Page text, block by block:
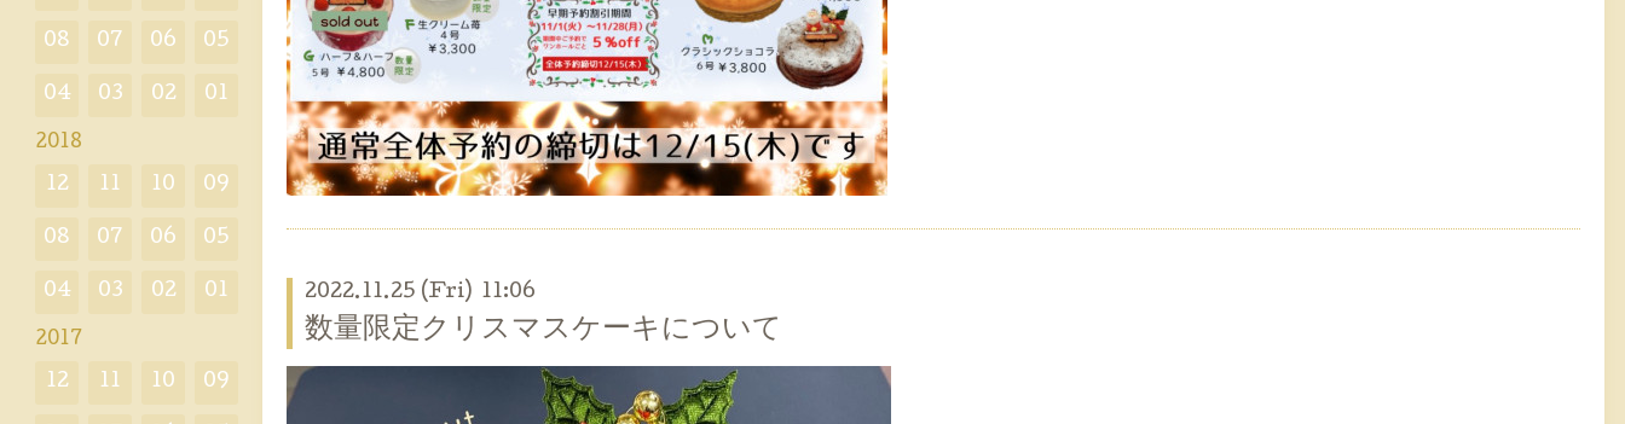
2022.11.25 (Fri) 11:06
数量限定クリスマスケーキについて
08 07 06 05
04 03 02 01
2018
12 11 10 09
08 07 06 05
04 03 02 01
2017
12 11 10 09